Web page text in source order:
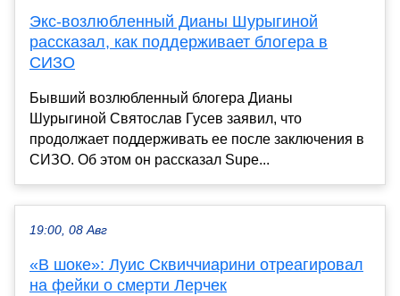
Экс-возлюбленный Дианы Шурыгиной
рассказал, как поддерживает блогера в
СИЗО
Бывший возлюбленный блогера Дианы
Шурыгиной Святослав Гусев заявил, что
продолжает поддерживать ее после заключения в
СИЗО. Об этом он рассказал Supe...
19:00, 08 Авг
«В шоке»: Луис Сквиччиарини отреагировал
на фейки о смерти Лерчек